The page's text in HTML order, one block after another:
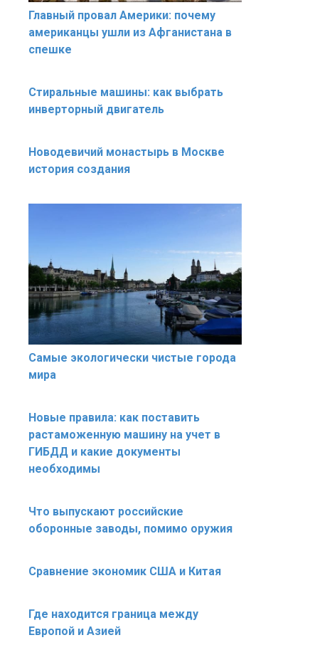
Главный провал Америки: почему
американцы ушли из Афганистана в
спешке
Стиральные машины: как выбрать
инверторный двигатель
Новодевичий монастырь в Москве
история создания
Самые экологически чистые города
мира
Новые правила: как поставить
растаможенную машину на учет в
ГИБДД и какие документы
необходимы
Что выпускают российские
оборонные заводы, помимо оружия
Сравнение экономик США и Китая
Где находится граница между
Европой и Азией